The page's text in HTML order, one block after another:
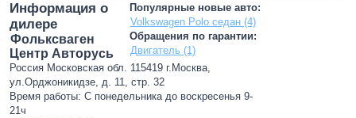
Популярные новые авто:
Volkswagen Polo седан (4)
Обращения по гарантии:
Двигатель (1)
Информация о
дилере
Фольксваген
Центр Авторусь
Россия Московская обл. 115419 г.Москва,
ул.Орджоникидзе, д. 11, стр. 32
Время работы: С понедельника до воскресенья 9-
21ч